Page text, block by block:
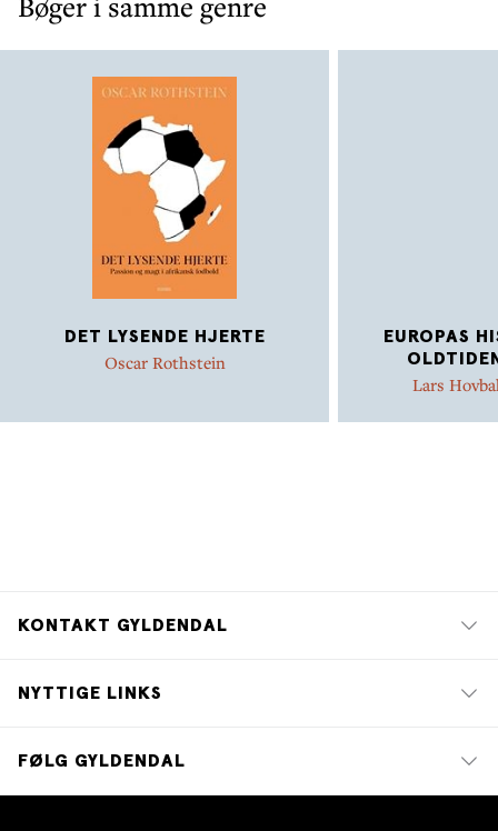
Kjældgaard aktuel med MENINGEN MED
VELFÆRDSSTATEN - Velfærdsstatsdebat og dansk
litteratur 1950-1980. Foto: Jon Bjarni Hjartarson, 2017
DET LYSENDE HJERTE
Oscar Rothstein
EUROPAS
Lars
KONTAKT GYLDENDAL
NYTTIGE LINKS
FØLG GYLDENDAL